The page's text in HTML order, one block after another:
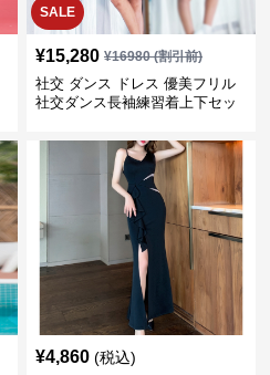
SALE
¥15,280 ¥16980(割引前)
社交 ダンス ドレス 優美フリル
社交ダンス長袖練習着上下セッ
¥4,860 (税込)